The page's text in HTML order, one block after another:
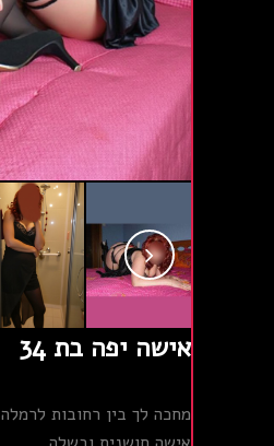
אישה יפה בת 34
מחכה לך בין רחובות לרמלה